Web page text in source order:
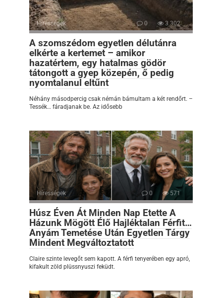
Hírességek 0 3 302
A szomszédom egyetlen délutánra
elkérte a kertemet – amikor
hazatértem, egy hatalmas gödör
tátongott a gyep közepén, ő pedig
nyomtalanul eltűnt
Néhány másodpercig csak némán bámultam a két rendőrt. –
Tessék… fáradjanak be. Az idősebb
Hírességek 0 571
Húsz Éven Át Minden Nap Etette A
Házunk Mögött Élő Hajléktalan Férfit…
Anyám Temetése Után Egyetlen Tárgy
Mindent Megváltoztatott
Claire szinte levegőt sem kapott. A férfi tenyerében egy apró,
kifakult zöld plüssnyuszi feküdt.